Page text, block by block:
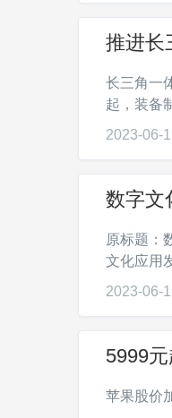
推进长
长三角一
起，装备
2023-06-
数字文
原标题：
文化应用
2023-06-
5999
苹果股价